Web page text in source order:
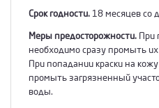
Срок годности. 18 месяцев со
Меры предосторожности. При
необходимо сразу промыть
При попадании краски на
промыть загрязненный
воды.